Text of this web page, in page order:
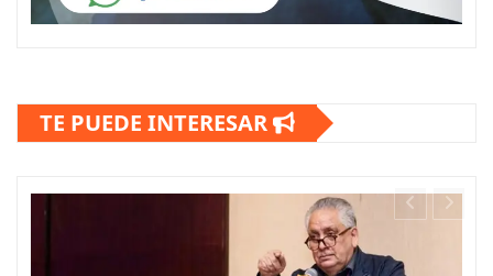
TE PUEDE INTERESAR